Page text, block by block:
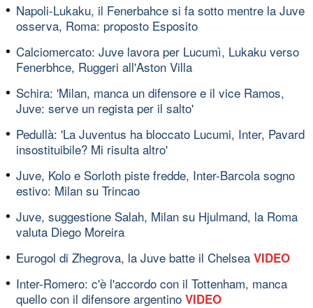
Napoli-Lukaku, il Fenerbahce si fa sotto mentre la Juve
osserva, Roma: proposto Esposito
Calciomercato: Juve lavora per Lucumì, Lukaku verso
Fenerbhce, Ruggeri all'Aston Villa
Schira: 'Milan, manca un difensore e il vice Ramos,
Juve: serve un regista per il salto'
Pedullà: 'La Juventus ha bloccato Lucumi, Inter, Pavard
insostituibile? Mi risulta altro'
Juve, Kolo e Sorloth piste fredde, Inter-Barcola sogno
estivo: Milan su Trincao
Juve, suggestione Salah, Milan su Hjulmand, la Roma
valuta Diego Moreira
Eurogol di Zhegrova, la Juve batte il Chelsea VIDEO
Inter-Romero: c'è l'accordo con il Tottenham, manca
quello con il difensore argentino VIDEO